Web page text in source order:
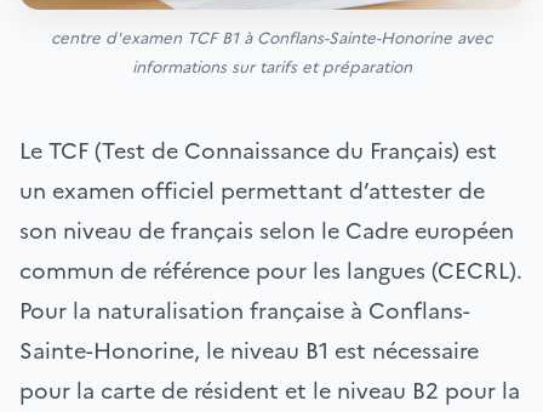
centre d'examen TCF B1 à Conflans-Sainte-Honorine avec
informations sur tarifs et préparation
Le TCF (Test de Connaissance du Français) est
un examen officiel permettant d’attester de
son niveau de français selon le Cadre européen
commun de référence pour les langues (CECRL).
Pour la naturalisation française à Conflans-
Sainte-Honorine, le niveau B1 est nécessaire
pour la carte de résident et le niveau B2 pour la